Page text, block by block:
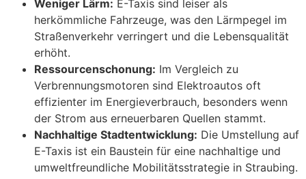
Weniger Lärm: E-Taxis sind leiser als
herkömmliche Fahrzeuge, was den Lärmpegel im
Straßenverkehr verringert und die Lebensqualität
erhöht.
Ressourcenschonung: Im Vergleich zu
Verbrennungsmotoren sind Elektroautos oft
effizienter im Energieverbrauch, besonders wenn
der Strom aus erneuerbaren Quellen stammt.
Nachhaltige Stadtentwicklung: Die Umstellung auf
E-Taxis ist ein Baustein für eine nachhaltige und
umweltfreundliche Mobilitätsstrategie in Straubing.